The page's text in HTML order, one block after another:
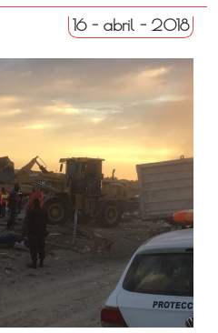
16 - abril - 2018